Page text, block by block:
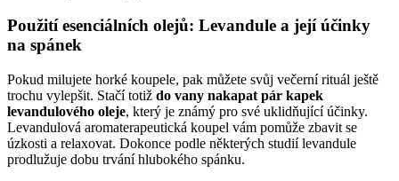
Použití esenciálních olejů: Levandule a její účinky
na spánek
Pokud milujete horké koupele, pak můžete svůj večerní rituál ještě
trochu vylepšit. Stačí totiž do vany nakapat pár kapek
levandulového oleje, který je známý pro své uklidňující účinky.
Levandulová aromaterapeutická koupel vám pomůže zbavit se
úzkosti a relaxovat. Dokonce podle některých studií levandule
prodlužuje dobu trvání hlubokého spánku.